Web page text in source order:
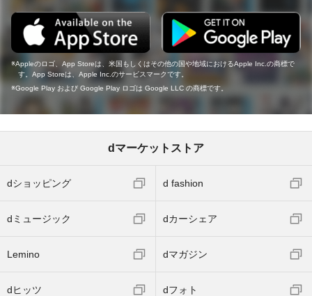
Appleのロゴ、App Storeは、米国もしくはその他の国や地域におけるApple Inc.の商標で
す。App Storeは、Apple Inc.のサービスマークです。
Google Play および Google Play ロゴは Google LLC の商標です。
dマーケットストア
dショッピング d fashion
dミュージック dカーシェア
Lemino dマガジン
dヒッツ dフォト